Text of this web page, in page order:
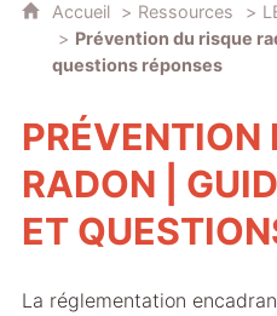
Accueil Ressources
Prévention du risque
questions réponses
PRÉVENTION
RADON |
ET
La réglementation